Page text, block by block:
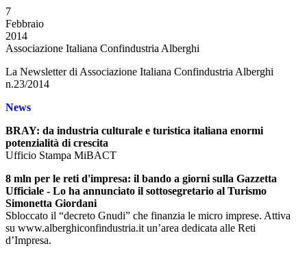
7
Febbraio
2014
Associazione Italiana Confindustria Alberghi
La Newsletter di Associazione Italiana Confindustria Alberghi
n.23/2014
News
BRAY: da industria culturale e turistica italiana enormi
potenzialità di crescita
Ufficio Stampa MiBACT
8 mln per le reti d'impresa: il bando a giorni sulla Gazzetta
Ufficiale - Lo ha annunciato il sottosegretario al Turismo
Simonetta Giordani
Sbloccato il “decreto Gnudi” che finanzia le micro imprese. Attiva
su www.alberghiconfindustria.it un’area dedicata alle Reti
d’Impresa.